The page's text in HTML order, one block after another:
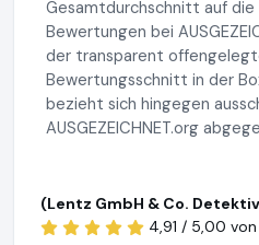
Gesamtdurchschnitt auf die
Bewertungen bei
der transparent
Bewertungsschnitt in der
bezieht sich hingegen
AUSGEZEICHNET.org
(Lentz GmbH & Co.
4,91 / 5,00 von